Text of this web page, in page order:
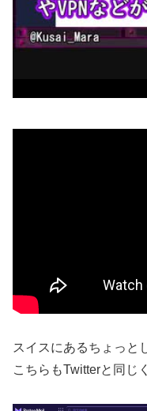
スイスにあるちょっと
こちらもTwitterと同じ